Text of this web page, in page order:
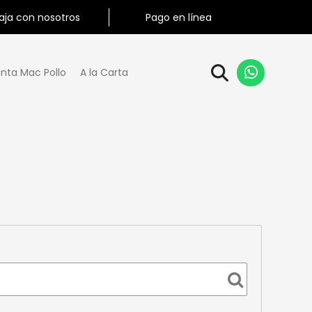
con nosotros Pago en línea
Mac Pollo A la Carta